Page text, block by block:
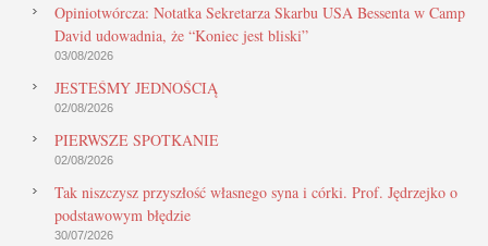
Opiniotwórcza: Notatka Sekretarza Skarbu USA Bessenta w Camp
David udowadnia, że “Koniec jest bliski”
03/08/2026
JESTEŚMY JEDNOŚCIĄ
02/08/2026
PIERWSZE SPOTKANIE
02/08/2026
Tak niszczysz przyszłość własnego syna i córki. Prof. Jędrzejko o
podstawowym błędzie
30/07/2026